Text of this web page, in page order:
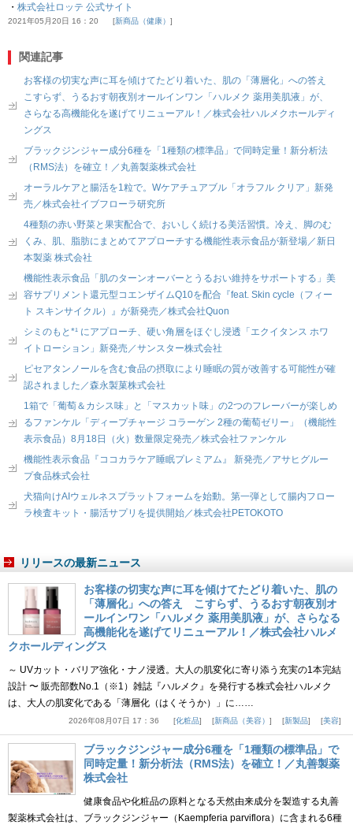
・ 株式会社ロッテ 公式サイト
2021年05月20日 16：20 新商品（健康）
関連記事
お客様の切実な声に耳を傾けてたどり着いた、肌の「薄層化」への答え
こすらず、うるおす朝夜別オールインワン「ハルメク 薬用美肌液」が、
さらなる高機能化を遂げてリニューアル！／株式会社ハルメクホールディ
ングス
ブラックジンジャー成分6種を「1種類の標準品」で同時定量！新分析法
（RMS法）を確立！／丸善製薬株式会社
オーラルケアと腸活を1粒で。Wケアチュアブル「オラフル クリア」新発
売／株式会社イブフローラ研究所
4種類の赤い野菜と果実配合で、おいしく続ける美活習慣。冷え、脚のむ
くみ、肌、脂肪にまとめてアプローチする機能性表示食品が新登場／新日
本製薬 株式会社
機能性表示食品「肌のターンオーバーとうるおい維持をサポートする」美
容サプリメント還元型コエンザイムQ10を配合『feat. Skin cycle（フィー
ト スキンサイクル）』が新発売／株式会社Quon
シミのもと*¹ にアプローチ、硬い角層をほぐし浸透「エクイタンス ホワ
イトローション」新発売／サンスター株式会社
ピセアタンノールを含む食品の摂取により睡眠の質が改善する可能性が確
認されました／森永製菓株式会社
1箱で「葡萄＆カシス味」と「マスカット味」の2つのフレーバーが楽しめ
るファンケル「ディープチャージ コラーゲン 2種の葡萄ゼリー」（機能性
表示食品）8月18日（火）数量限定発売／株式会社ファンケル
機能性表示食品『ココカラケア睡眠プレミアム』 新発売／アサヒグルー
プ食品株式会社
犬猫向けAIウェルネスプラットフォームを始動。第一弾として腸内フロー
ラ検査キット・腸活サプリを提供開始／株式会社PETOKOTO
リリースの最新ニュース
お客様の切実な声に耳を傾けてたどり着いた、肌の
「薄層化」への答え こすらず、うるおす朝夜別オ
ールインワン「ハルメク 薬用美肌液」が、さらなる
高機能化を遂げてリニューアル！／株式会社ハルメ
クホールディングス
～ UVカット・バリア強化・ナノ浸透。大人の肌変化に寄り添う充実の1本完結
設計 〜 販売部数No.1（※1）雑誌『ハルメク』を発行する株式会社ハルメク
は、大人の肌変化である「薄層化（はくそうか）」に……
2026年08月07日 17：36 化粧品 新商品（美容） 新製品 美容
ブラックジンジャー成分6種を「1種類の標準品」で
同時定量！新分析法（RMS法）を確立！／丸善製薬
株式会社
健康食品や化粧品の原料となる天然由来成分を製造する丸善
製薬株式会社は、ブラックジンジャー（Kaempferia parviflora）に含まれる6種